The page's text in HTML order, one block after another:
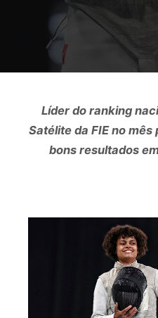
Líder do ranking
Satélite da FIE no
bons resultados